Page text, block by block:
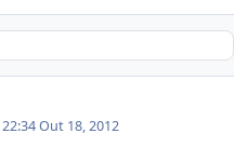
Out 18, 2012